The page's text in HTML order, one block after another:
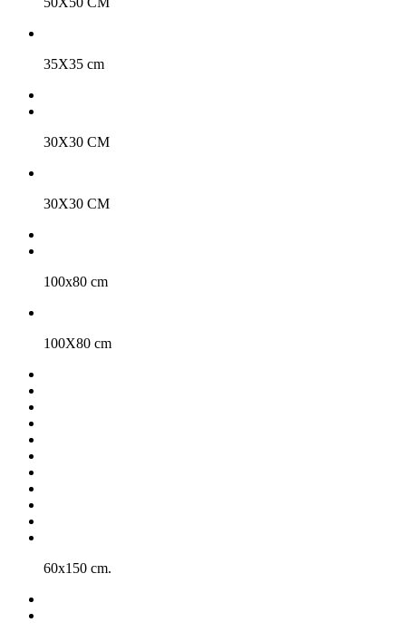
35X35 cm
30X30 CM
30X30 CM
100x80 cm
100X80 cm
60x150 cm.